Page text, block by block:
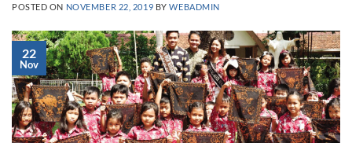
POSTED ON NOVEMBER 22, 2019 BYWEBADMIN
22
Nov